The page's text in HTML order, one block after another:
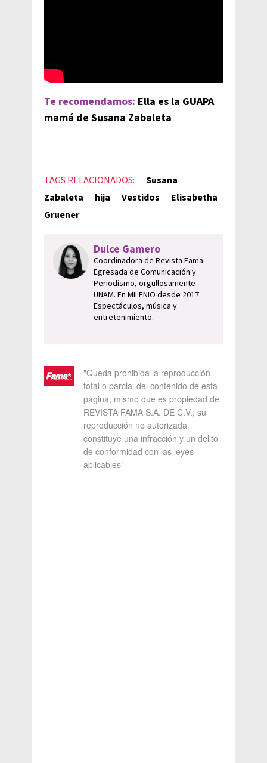
Te recomendamos: Ella es la GUAPA
mamá de Susana Zabaleta
TAGS RELACIONADOS:
Susana
Zabaleta
hija Vestidos
Elisabetha
Gruener
Dulce Gamero
Coordinadora de Revista Fama.
Egresada de Comunicación y
Periodismo, orgullosamente
UNAM. En MILENIO desde 2017.
Espectáculos, música y
entretenimiento.
"Queda prohibida la reproducción
total o parcial del contenido de esta
página, mismo que es propiedad de
REVISTA FAMA S.A. DE C.V.; su
reproducción no autorizada
constituye una infracción y un delito
de conformidad con las leyes
aplicables"